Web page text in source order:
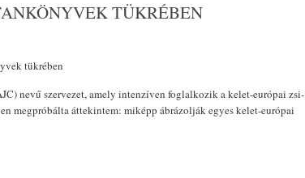
TÜKRÉBEN
tükrében
nevű szervezet, amely intenzí­ven foglalkozik a kelet-európai zsi­
megpróbálta áttekintem: miképp áb­rázolják egyes kelet-európai